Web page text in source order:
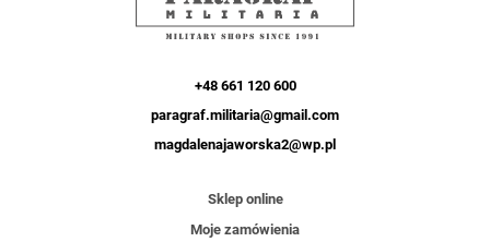
+48 661 120 600
paragraf.militaria@gmail.com
magdalenajaworska2@wp.pl
Sklep online
Moje zamówienia